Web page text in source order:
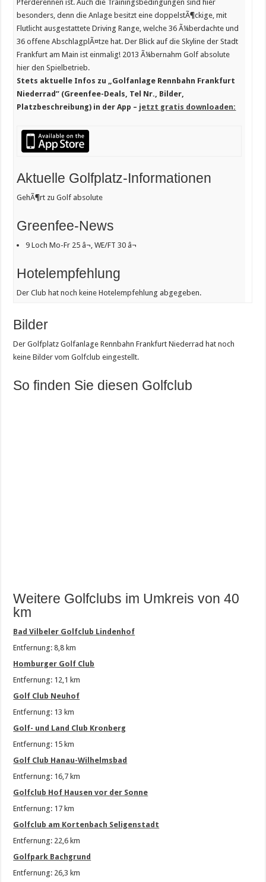
Pferderennen ist. Auch die Trainingsbedingungen sind hier
besonders, denn die Anlage besitzt eine doppelstÃ¶ckige, mit
Flutlicht ausgestattete Driving Range, welche 36 Ã¼berdachte und
36 offene AbschlagplÃ¤tze hat. Der Blick auf die Skyline der Stadt
Frankfurt am Main ist einmalig! 2013 Ã¼bernahm Golf absolute
hier den Spielbetrieb.
Stets aktuelle Infos zu „Golfanlage Rennbahn Frankfurt
Niederrad” (Greenfee-Deals, Tel Nr., Bilder,
Platzbeschreibung) in der App – jetzt gratis downloaden:
Aktuelle Golfplatz-Informationen
GehÃ¶rt zu Golf absolute
Greenfee-News
9 Loch Mo-Fr 25 â¬, WE/FT 30 â¬
Hotelempfehlung
Der Club hat noch keine Hotelempfehlung abgegeben.
Bilder
Der Golfplatz Golfanlage Rennbahn Frankfurt Niederrad hat noch
keine Bilder vom Golfclub eingestellt.
So finden Sie diesen Golfclub
Weitere Golfclubs im Umkreis von 40
km
Bad Vilbeler Golfclub Lindenhof
Entfernung: 8,8 km
Homburger Golf Club
Entfernung: 12,1 km
Golf Club Neuhof
Entfernung: 13 km
Golf- und Land Club Kronberg
Entfernung: 15 km
Golf Club Hanau-Wilhelmsbad
Entfernung: 16,7 km
Golfclub Hof Hausen vor der Sonne
Entfernung: 17 km
Golfclub am Kortenbach Seligenstadt
Entfernung: 22,6 km
Golfpark Bachgrund
Entfernung: 26,3 km